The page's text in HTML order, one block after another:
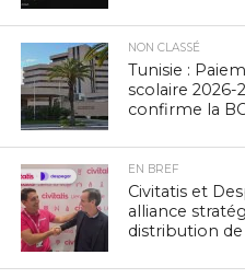
NON CLASSÉ
Tunisie :
scolaire 2026-
confirme la
EN BREF
Civitatis et
alliance
distribution de